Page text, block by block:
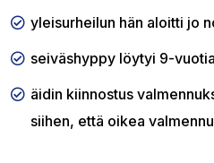
yleisurheilun hän aloitti jo
seiväshyppy löytyi 9-
äidin kiinnostus
siihen, että oikea